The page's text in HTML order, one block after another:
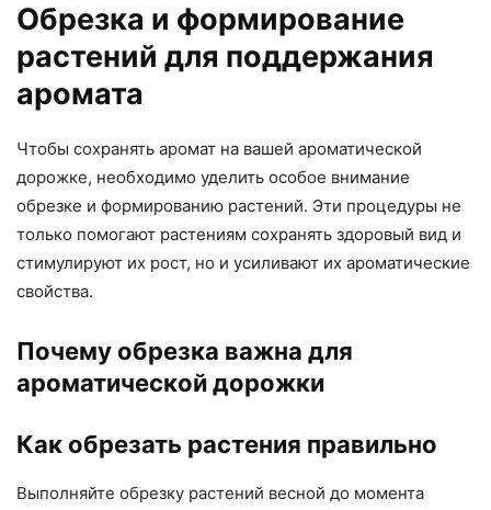
Обрезка и формирование
растений для поддержания
аромата
Чтобы сохранять аромат на вашей ароматической
дорожке, необходимо уделить особое внимание
обрезке и формированию растений. Эти процедуры не
только помогают растениям сохранять здоровый вид и
стимулируют их рост, но и усиливают их ароматические
свойства.
Почему обрезка важна для
ароматической дорожки
Как обрезать растения правильно
Выполняйте обрезку растений весной до момента